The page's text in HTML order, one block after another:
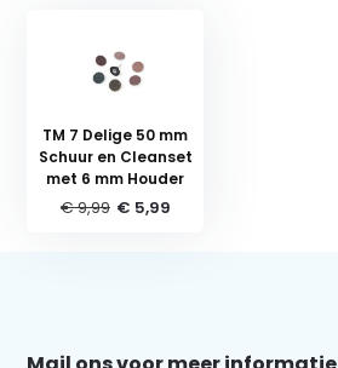
TM 7 Delige 50 mm
Schuur en Cleanset
met 6 mm Houder
€ 9,99 € 5,99